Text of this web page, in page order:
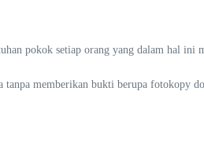
pokok setiap orang yang dalam hal ini
memberikan bukti berupa fotokopy